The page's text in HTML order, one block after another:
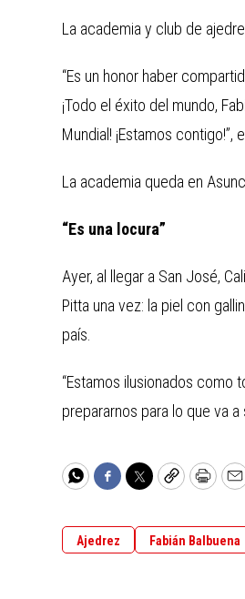
La academia y club de
“Es un honor haber
¡Todo el éxito del mundo,
Mundial! ¡Estamos contigo!”,
La academia queda en
“Es una locura”
Ayer, al llegar a San José,
Pitta una vez: la piel con
país.
“Estamos ilusionados como
prepararnos para lo que va a
WhatsApp
Facebook
TwitterCopyPrint
Ajedrez Fabián Balbuena